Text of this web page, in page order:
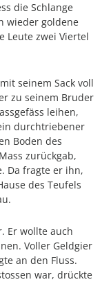
die Schlange
wieder goldene
Leute zwei Viertel
seinem Sack voll
zu seinem Bruder
leihen,
durchtriebener
Boden des
zurückgab,
Da fragte er ihn,
des Teufels
Er wollte auch
Voller Geldgier
an den Fluss.
war, drückte